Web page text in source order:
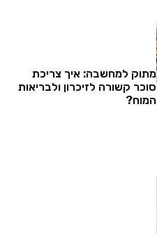
מתוק למחשבה: איך צריכת
סוכר קשורה לזיכרון ולבריאות
המוח?